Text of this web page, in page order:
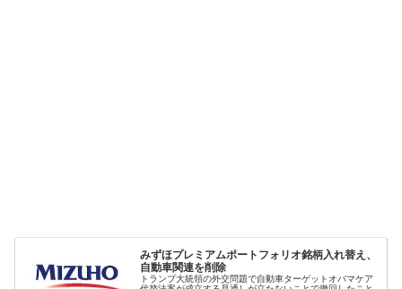
みずほプレミアムポートフォリオ銘柄入れ替え、
自動車関連を削除
トランプ大統領の外交問題で自動車ターゲットオバマケア